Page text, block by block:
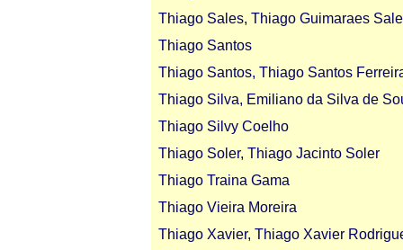
Thiago Sales, Thiago Guimaraes
Thiago Santos
Thiago Santos, Thiago Santos
Thiago Silva, Emiliano da Silva de
Thiago Silvy Coelho
Thiago Soler, Thiago Jacinto Soler
Thiago Traina Gama
Thiago Vieira Moreira
Thiago Xavier, Thiago Xavier